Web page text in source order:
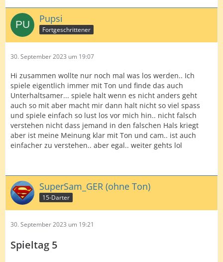
Pupsi
Fortgeschrittener
30. September 2023 um 19:07
Hi zusammen wollte nur noch mal was los werden.. Ich
spiele eigentlich immer mit Ton und finde das auch
Unterhaltsamer... spiele halt wenn es nicht anders geht
auch so mit aber macht mir dann halt nicht so viel spass
und spiele einfach so lust los vor mich hin.. nicht falsch
verstehen nicht dass jemand in den falschen Hals kriegt
aber ist meine Meinung klar mit Ton und cam.. ist auch
einfacher zu verstehen.. aber egal.. weiter gehts lol
SuperSam_GER (ohne Ton)
15-Darter
30. September 2023 um 19:21
Spieltag 5